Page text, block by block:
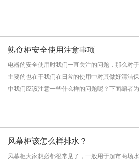
熟食柜安全使用注意事项
电器的安全使用时我们一直关注的问题，那么对
主要的也在于我们在日常的使用中对其做好清
中我们应该注意一些什么样的问题呢？下面编者
风幕柜该怎么样排水？
风幕柜大家想必都很常见了，一般用于超市商场